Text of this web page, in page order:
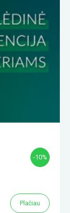
-10%
Plačiau